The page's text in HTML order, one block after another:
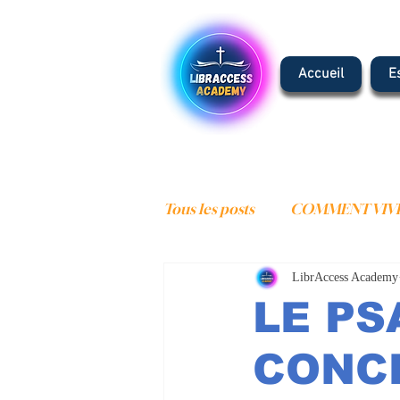
Accueil
Tous les posts COMMENT
COMMENCER LA VIE
ESCHATOLOGIE
LE
LibrAccess Academy